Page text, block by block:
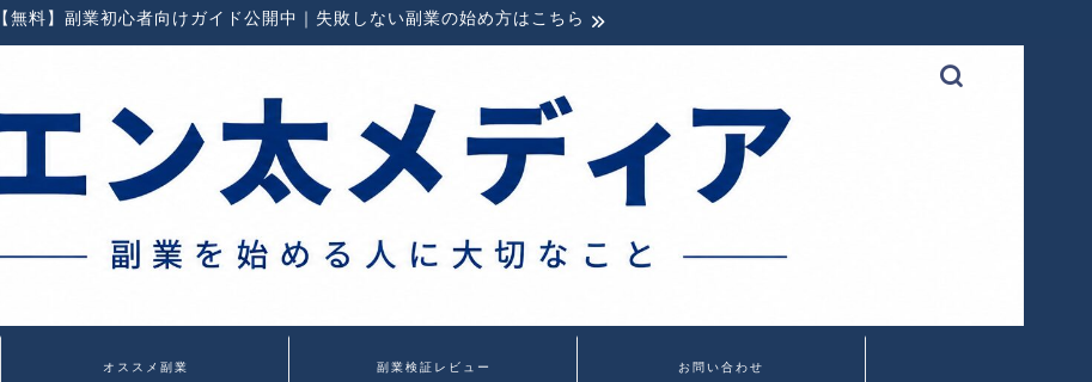
【無料】副業初心者向けガイド公開中｜失敗しない副業の始め方はこちら
オススメ副業 副業検証レビュー お問い合わせ